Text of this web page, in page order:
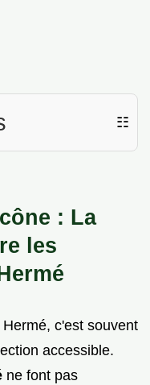
☷
: La
les
c'est souvent
accessible.
ne font pas